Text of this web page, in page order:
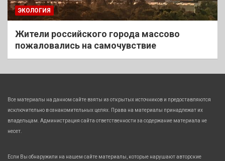
ЭКОЛОГИЯ
Жители российского города массово
пожаловались на самочувствие
Все материалы на данном сайте взяты из открытых источников и предоставляются
исключительно в ознакомительных целях. Права на материалы принадлежат их
владельцам. Администрация сайта ответственности за содержание материала не
несет.
Если Вы обнаружили на нашем сайте материалы, которые нарушают авторские